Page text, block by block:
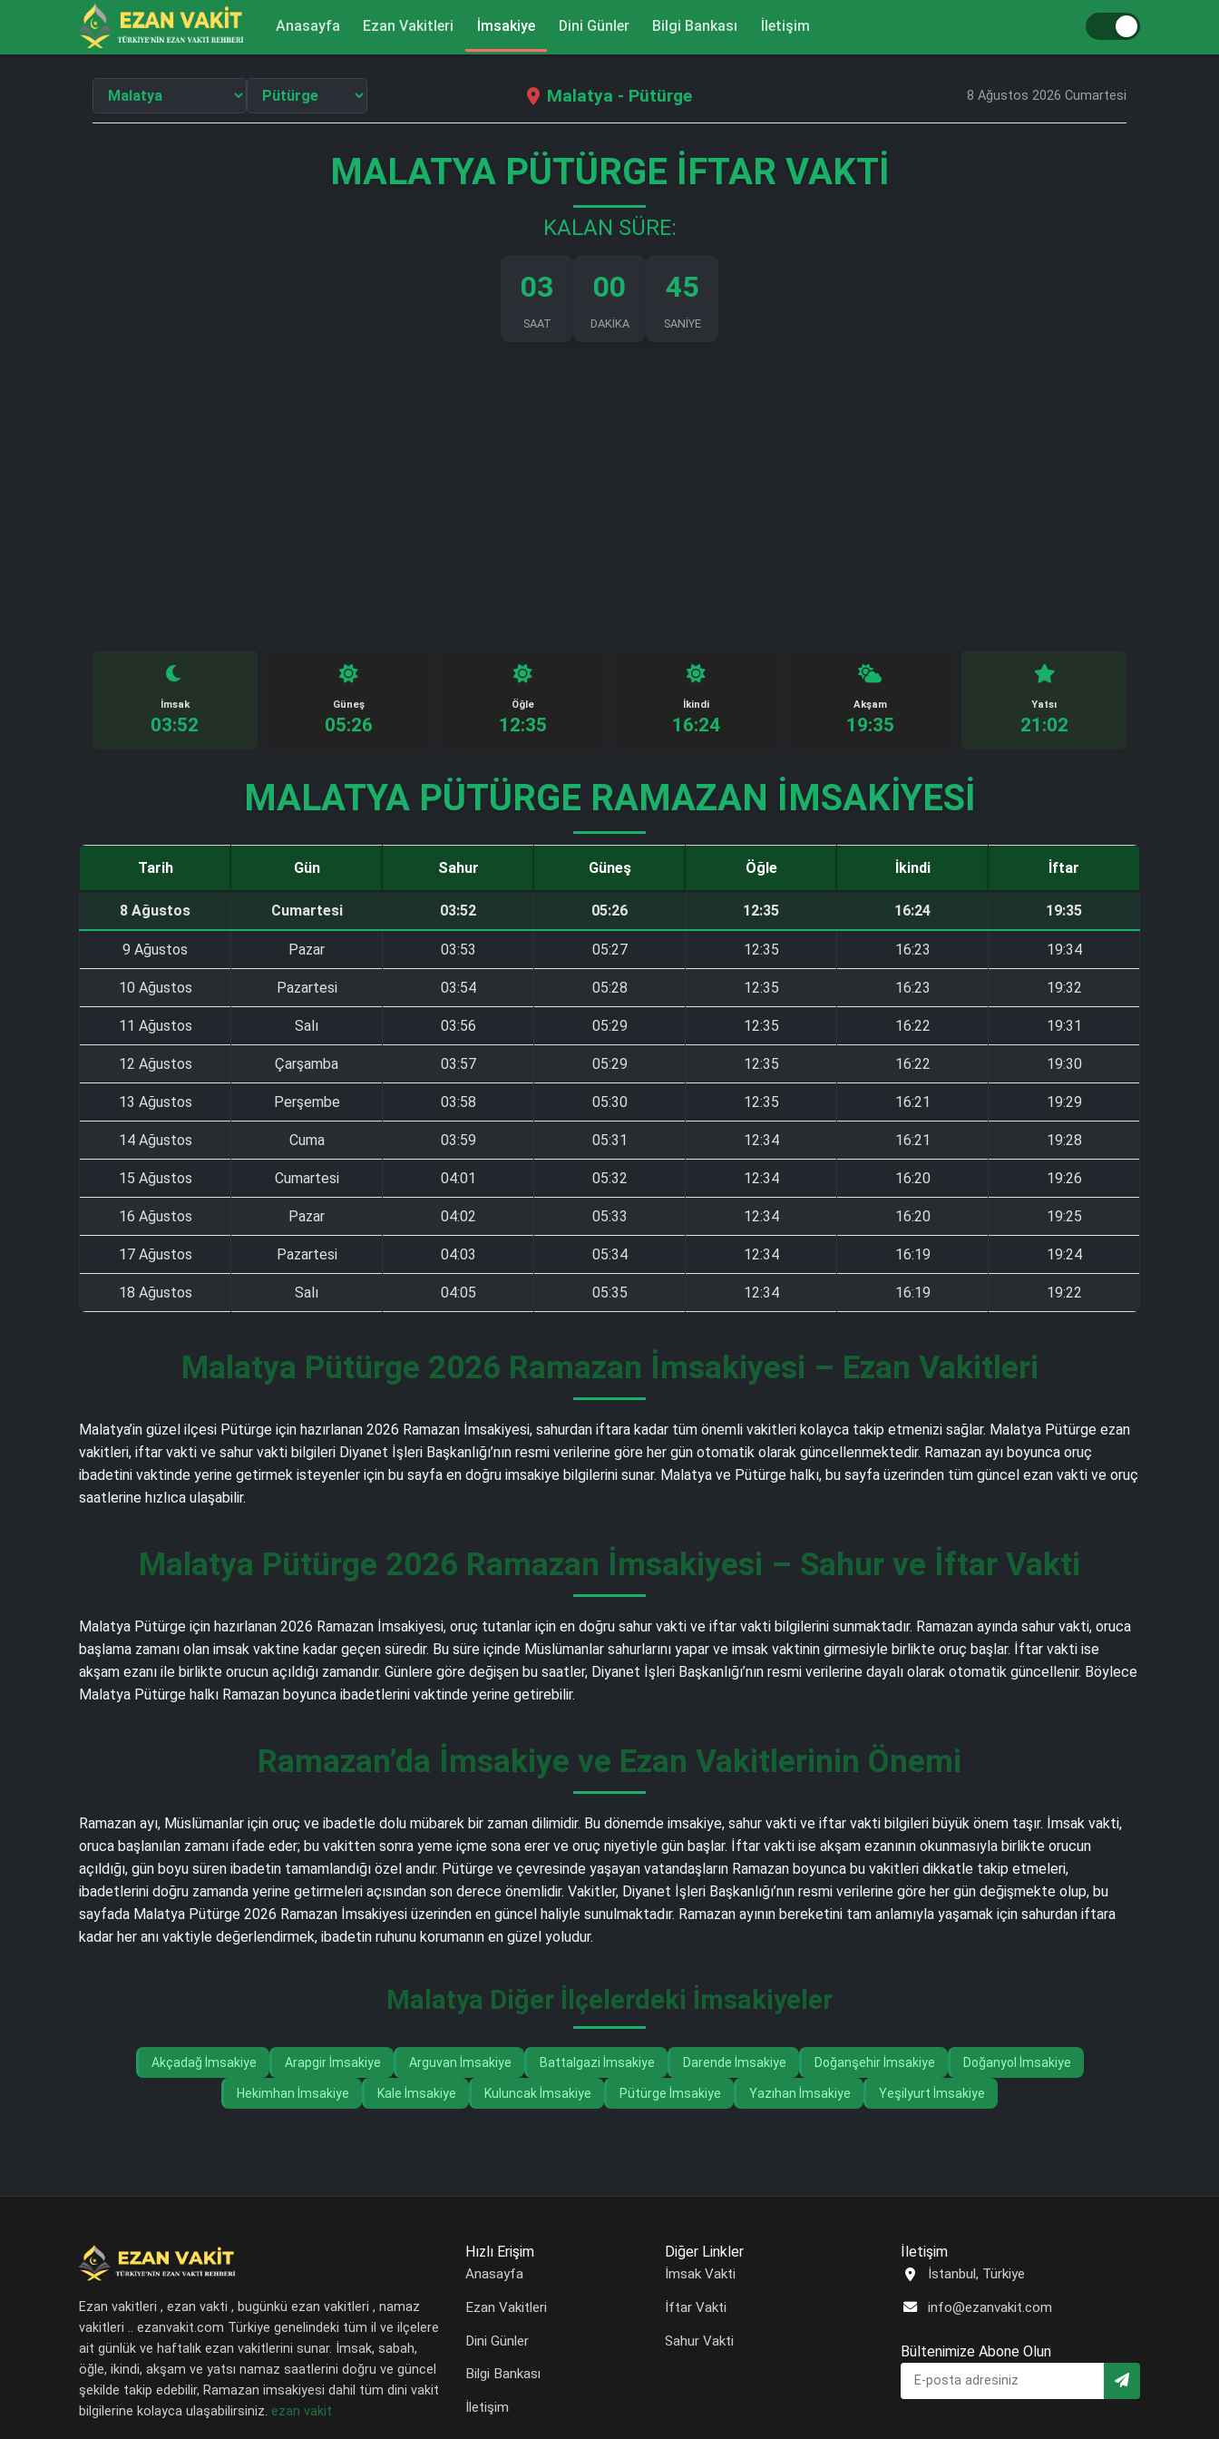
Anasayfa Ezan Vakitleri İmsakiye Dini Günler Bilgi Bankası İletişim
Malatya - Pütürge 8 Ağustos 2026 Cumartesi
MALATYA PÜTÜRGE İFTAR VAKTI
KALAN SÜRE:
03
SAAT
00
DAKİKA
44
SANİYE
İmsak
03:52
Güneş
05:26
Öğle
12:35
İkindi
16:24
Akşam
19:35
Yatsı
21:02
MALATYA PÜTÜRGE RAMAZAN İMSAKIYESI
Tarih Gün Sahur Güneş Öğle İkindi İftar
8 Ağustos Cumartesi 03:52 05:26 12:35 16:24 19:35
9 Ağustos Pazar 03:53 05:27 12:35 16:23 19:34
10 Ağustos Pazartesi 03:54 05:28 12:35 16:23 19:32
11 Ağustos Salı 03:56 05:29 12:35 16:22 19:31
12 Ağustos Çarşamba 03:57 05:29 12:35 16:22 19:30
13 Ağustos Perşembe 03:58 05:30 12:35 16:21 19:29
14 Ağustos Cuma 03:59 05:31 12:34 16:21 19:28
15 Ağustos Cumartesi 04:01 05:32 12:34 16:20 19:26
16 Ağustos Pazar 04:02 05:33 12:34 16:20 19:25
17 Ağustos Pazartesi 04:03 05:34 12:34 16:19 19:24
18 Ağustos Salı 04:05 05:35 12:34 16:19 19:22
Malatya Pütürge 2026 Ramazan İmsakiyesi – Ezan Vakitleri
Malatya’in güzel ilçesi Pütürge için hazırlanan 2026 Ramazan İmsakiyesi, sahurdan iftara kadar tüm önemli vakitleri kolayca takip etmenizi sağlar. Malatya Pütürge ezan
vakitleri, iftar vakti ve sahur vakti bilgileri Diyanet İşleri Başkanlığı’nın resmi verilerine göre her gün otomatik olarak güncellenmektedir. Ramazan ayı boyunca oruç
ibadetini vaktinde yerine getirmek isteyenler için bu sayfa en doğru imsakiye bilgilerini sunar. Malatya ve Pütürge halkı, bu sayfa üzerinden tüm güncel ezan vakti ve oruç
saatlerine hızlıca ulaşabilir.
Malatya Pütürge 2026 Ramazan İmsakiyesi – Sahur ve İftar Vakti
Malatya Pütürge için hazırlanan 2026 Ramazan İmsakiyesi, oruç tutanlar için en doğru sahur vakti ve iftar vakti bilgilerini sunmaktadır. Ramazan ayında sahur vakti, oruca
başlama zamanı olan imsak vaktine kadar geçen süredir. Bu süre içinde Müslümanlar sahurlarını yapar ve imsak vaktinin girmesiyle birlikte oruç başlar. İftar vakti ise
akşam ezanı ile birlikte orucun açıldığı zamandır. Günlere göre değişen bu saatler, Diyanet İşleri Başkanlığı’nın resmi verilerine dayalı olarak otomatik güncellenir. Böylece
Malatya Pütürge halkı Ramazan boyunca ibadetlerini vaktinde yerine getirebilir.
Ramazan’da İmsakiye ve Ezan Vakitlerinin Önemi
Ramazan ayı, Müslümanlar için oruç ve ibadetle dolu mübarek bir zaman dilimidir. Bu dönemde imsakiye, sahur vakti ve iftar vakti bilgileri büyük önem taşır. İmsak vakti,
oruca başlanılan zamanı ifade eder; bu vakitten sonra yeme içme sona erer ve oruç niyetiyle gün başlar. İftar vakti ise akşam ezanının okunmasıyla birlikte orucun
açıldığı, gün boyu süren ibadetin tamamlandığı özel andır. Pütürge ve çevresinde yaşayan vatandaşların Ramazan boyunca bu vakitleri dikkatle takip etmeleri,
ibadetlerini doğru zamanda yerine getirmeleri açısından son derece önemlidir. Vakitler, Diyanet İşleri Başkanlığı’nın resmi verilerine göre her gün değişmekte olup, bu
sayfada Malatya Pütürge 2026 Ramazan İmsakiyesi üzerinden en güncel haliyle sunulmaktadır. Ramazan ayının bereketini tam anlamıyla yaşamak için sahurdan iftara
kadar her anı vaktiyle değerlendirmek, ibadetin ruhunu korumanın en güzel yoludur.
Malatya Diğer İlçelerdeki İmsakiyeler
Akçadağ İmsakiye Arapgir İmsakiye Arguvan İmsakiye Battalgazi İmsakiye Darende İmsakiye Doğanşehir İmsakiye Doğanyol İmsakiye
Hekimhan İmsakiye Kale İmsakiye Kuluncak İmsakiye Pütürge İmsakiye Yazıhan İmsakiye Yeşilyurt İmsakiye
Ezan vakitleri , ezan vakti , bugünkü ezan vakitleri , namaz
vakitleri .. ezanvakit.com Türkiye genelindeki tüm il ve ilçelere
ait günlük ve haftalık ezan vakitlerini sunar. İmsak, sabah,
öğle, ikindi, akşam ve yatsı namaz saatlerini doğru ve güncel
şekilde takip edebilir, Ramazan imsakiyesi dahil tüm dini vakit
bilgilerine kolayca ulaşabilirsiniz. ezan vakit
Hızlı Erişim
Anasayfa
Ezan Vakitleri
Dini Günler
Bilgi Bankası
İletişim
Diğer Linkler
İmsak Vakti
İftar Vakti
Sahur Vakti
İletişim
İstanbul, Türkiye
info@ezanvakit.com
Bültenimize Abone Olun